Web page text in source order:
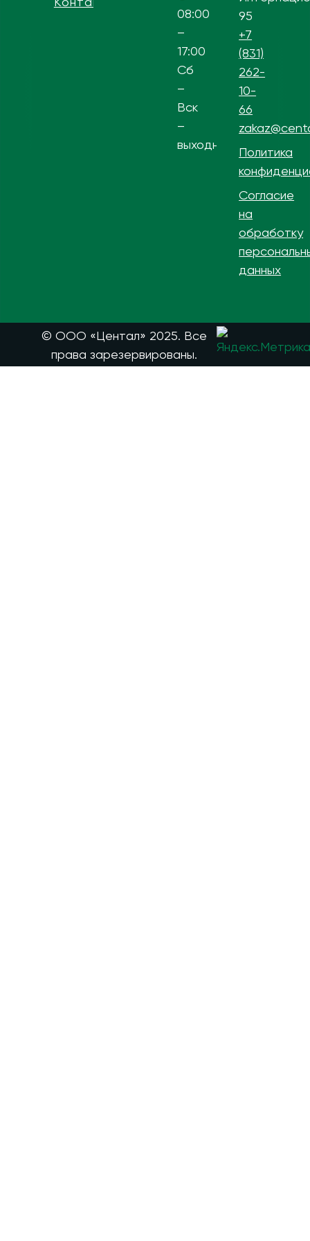
08:00
–
17:00
Сб
–
Вск
–
выходной
95
+7
(831)
262-
10-
66
Политика
Согласие
на
обработку
данных
© ООО «Центал» 2025. Все
права зарезервированы.